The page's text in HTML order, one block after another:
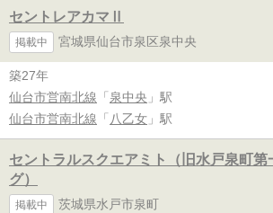
セントレアカマⅡ
掲載中 宮城県仙台市泉区泉中央
築27年
仙台市営南北線 「 泉中央 」駅
仙台市営南北線 「 八乙女 」駅
セントラルスクエアミト（旧水戸泉町第
グ）
掲載中 茨城県水戸市泉町